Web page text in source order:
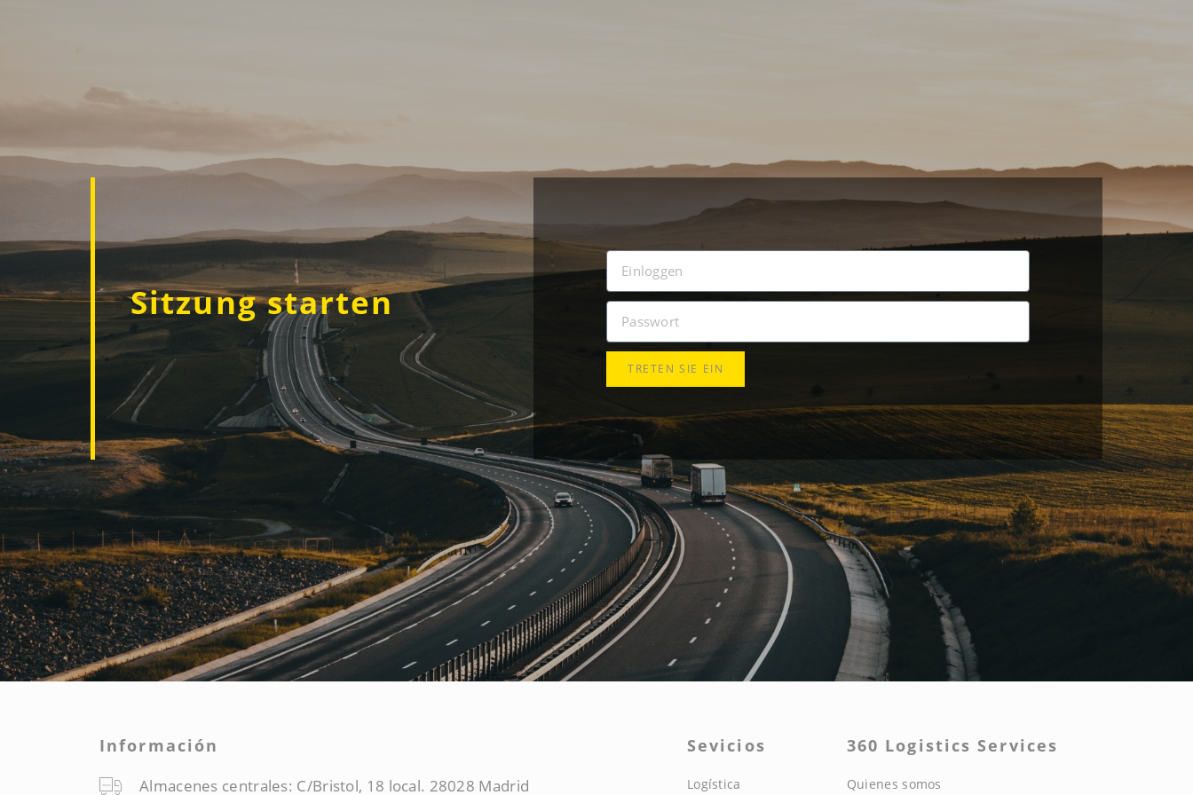
Sitzung starten
TRETEN SIE EIN
Información
Almacenes centrales: C/Bristol, 18 local. 28028 Madrid
Sevicios
Logística
360 Logistics Services
Quienes somos